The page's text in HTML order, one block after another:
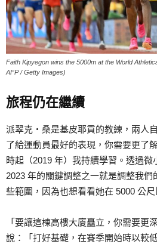
Faith Kipyegon wins the 5000m at the World
AFP / Getty Images)
旅程仍在繼續
派翠克‧桑是基皮耶貢的教練，兩人
了給運動員最好的表現，你需要更了
時起（2019 年）我持續學習。透過
2023 年的關鍵調整之一就是調整我
些範圍，因為也想看看她在 5000 公尺
「要讓這棟高樓大廈矗立，你需要
說：「打好基礎，在賽季開始時以較